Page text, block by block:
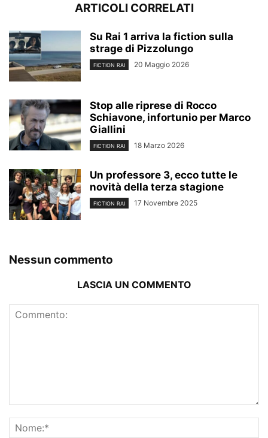
ARTICOLI CORRELATI
Su Rai 1 arriva la fiction sulla
strage di Pizzolungo
FICTION RAI 20 Maggio 2026
Stop alle riprese di Rocco
Schiavone, infortunio per Marco
Giallini
FICTION RAI 18 Marzo 2026
Un professore 3, ecco tutte le
novità della terza stagione
FICTION RAI 17 Novembre 2025
Nessun commento
LASCIA UN COMMENTO